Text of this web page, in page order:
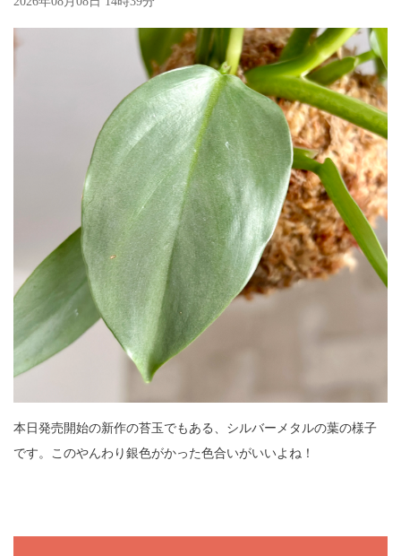
本日発売開始の新作の苔玉でもある、シルバーメタルの葉の様子
です。このやんわり銀色がかった色合いがいいよね！